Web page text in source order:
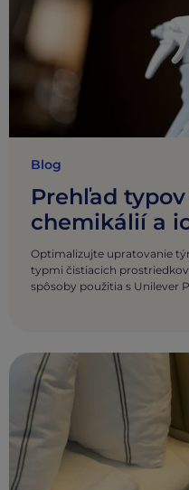
Blog
Prehľad
chemikálií a
Optimalizujte upratovanie
typmi čistiacich
spôsoby použitia s Unilever